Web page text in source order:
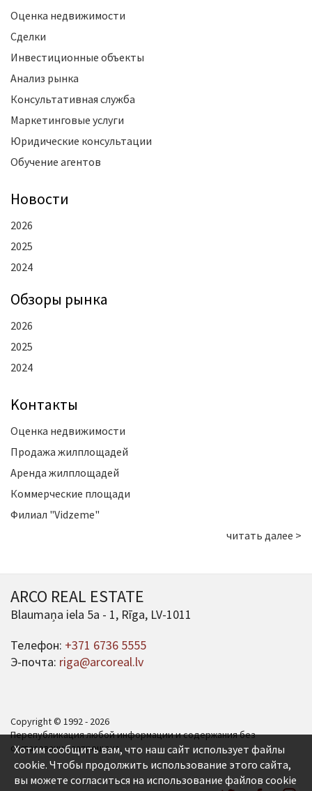
Оценка недвижимости
Сделки
Инвестиционные объекты
Анализ рынка
Консультативная служба
Маркетинговые услуги
Юридические консультации
Обучение агентов
Новости
2026
2025
2024
Oбзоры рынка
2026
2025
2024
Kонтакты
Оценка недвижимости
Продажа жилплощадей
Аренда жилплощадей
Коммерческие площади
Филиал "Vidzeme"
читать далее >
ARCO REAL ESTATE
Blaumaņa iela 5a - 1, Rīga, LV-1011
Телефон: +371 6736 5555
Э-почта: riga@arcoreal.lv
Copyright © 1992 - 2026
Перепубликация любой информации и содержания без
согласования запрещена.
Хотим сообщить вам, что наш сайт использует файлы
cookie. Чтобы продолжить использование этого сайта,
вы можете согласиться на использование файлов cookie